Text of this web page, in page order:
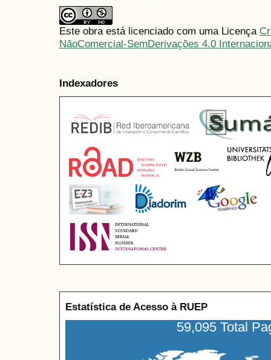
Este obra está licenciado com uma Licença
NãoComercial-SemDerivações 4.0
Indexadores
Estatística de Acesso à RUEP
59,095 Total